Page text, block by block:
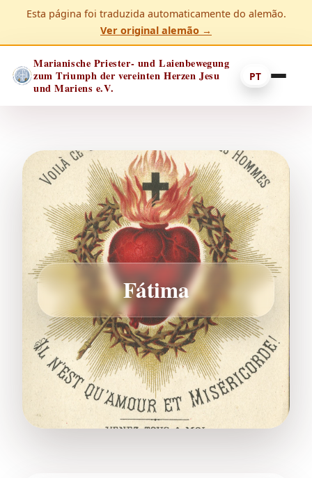
Esta página foi traduzida automaticamente do alemão.
Ver original alemão →
Marianische Priester- und Laienbewegung
zum Triumph der vereinten Herzen Jesu
und Mariens e.V.
PT
Fátima